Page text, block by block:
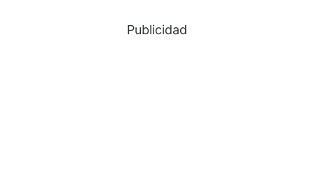
Publicidad